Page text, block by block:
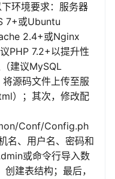
环境要求：服务器
7+或Ubuntu
2.4+或Nginx
PHP 7.2+以提升性
建议MySQL
源码文件上传至服
）；其次，修改配
Conf/Config.ph
名、用户名、密码和
或命令行导入数
建表结构；最后，